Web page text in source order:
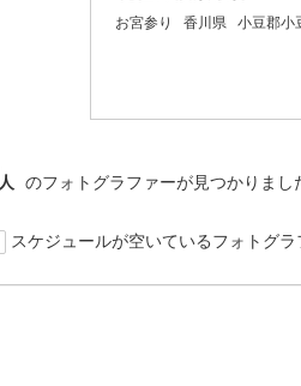
お宮参り 香川県 小豆郡小
人 のフォトグラファーが見つかりまし
スケジュールが空いているフォトグ